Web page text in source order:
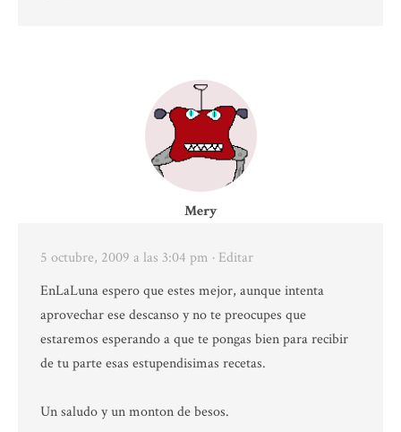
Mery
5 octubre, 2009 a las 3:04 pm · Editar
EnLaLuna espero que estes mejor, aunque intenta
aprovechar ese descanso y no te preocupes que
estaremos esperando a que te pongas bien para recibir
de tu parte esas estupendisimas recetas.
Un saludo y un monton de besos.